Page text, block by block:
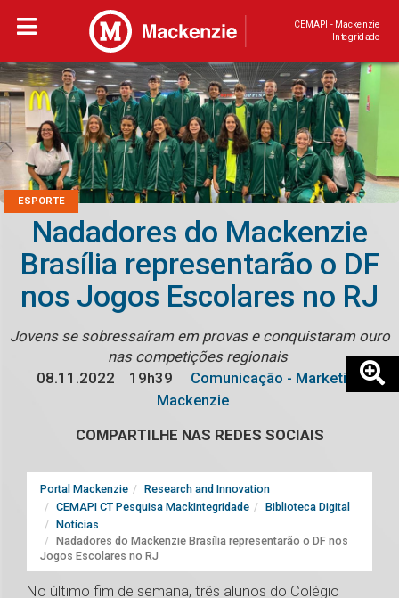
CEMAPI - Mackenzie
Integridade
ESPORTE
Nadadores do Mackenzie
Brasília representarão o DF
nos Jogos Escolares no RJ
Jovens se sobressaíram em provas e conquistaram ouro
nas competições regionais
08.11.2022
19h39
Comunicação - Marketing
Mackenzie
COMPARTILHE NAS REDES SOCIAIS
Portal Mackenzie
Research and Innovation
CEMAPI CT Pesquisa MackIntegridade
Biblioteca Digital
Notícias
Nadadores do Mackenzie Brasília representarão o DF nos
Jogos Escolares no RJ
No último fim de semana, três alunos do Colégio